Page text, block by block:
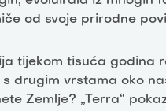
od svoje prirodne
tijekom tisuća godina
s drugim vrstama oko
Zemlje? „Terra“